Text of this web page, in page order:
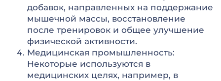
добавок, направленных на поддержание
мышечной массы, восстановление
после тренировок и общее улучшение
физической активности.
Медицинская промышленность:
Некоторые используются в
медицинских целях, например, в